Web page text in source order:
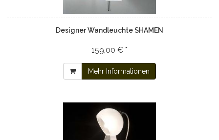
Designer Wandleuchte SHAMEN
159,00 € *
Mehr Informationen